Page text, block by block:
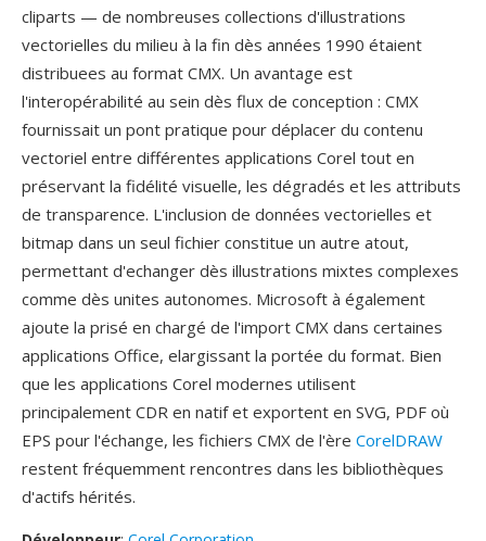
cliparts — de nombreuses collections d'illustrations
vectorielles du milieu à la fin dès années 1990 étaient
distribuees au format CMX. Un avantage est
l'interopérabilité au sein dès flux de conception : CMX
fournissait un pont pratique pour déplacer du contenu
vectoriel entre différentes applications Corel tout en
préservant la fidélité visuelle, les dégradés et les attributs
de transparence. L'inclusion de données vectorielles et
bitmap dans un seul fichier constitue un autre atout,
permettant d'echanger dès illustrations mixtes complexes
comme dès unites autonomes. Microsoft à également
ajoute la prisé en chargé de l'import CMX dans certaines
applications Office, elargissant la portée du format. Bien
que les applications Corel modernes utilisent
principalement CDR en natif et exportent en SVG, PDF où
EPS pour l'échange, les fichiers CMX de l'ère CorelDRAW
restent fréquemment rencontres dans les bibliothèques
d'actifs hérités.